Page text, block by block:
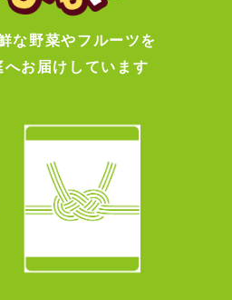
な野菜やフルーツを
お届けしています